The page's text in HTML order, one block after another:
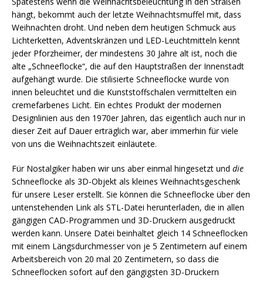
hängt, bekommt auch der letzte Weihnachtsmuffel mit, dass
Weihnachten droht. Und neben dem heutigen Schmuck aus
Lichterketten, Adventskränzen und LED-Leuchtmitteln kennt
jeder Pforzheimer, der mindestens 30 Jahre alt ist, noch die
alte „Schneeflocke“, die auf den Hauptstraßen der Innenstadt
aufgehängt wurde. Die stilisierte Schneeflocke wurde von
innen beleuchtet und die Kunststoffschalen vermittelten ein
cremefarbenes Licht. Ein echtes Produkt der modernen
Designlinien aus den 1970er Jahren, das eigentlich auch nur in
dieser Zeit auf Dauer erträglich war, aber immerhin für viele
von uns die Weihnachtszeit einläutete.
Für Nostalgiker haben wir uns aber einmal hingesetzt und die
Schneeflocke als 3D-Objekt als kleines Weihnachtsgeschenk
für unsere Leser erstellt. Sie können die Schneeflocke über den
untenstehenden Link als STL-Datei herunterladen, die in allen
gängigen CAD-Programmen und 3D-Druckern ausgedruckt
werden kann. Unsere Datei beinhaltet gleich 14 Schneeflocken
mit einem Längsdurchmesser von je 5 Zentimetern auf einem
Arbeitsbereich von 20 mal 20 Zentimetern, so dass die
Schneeflocken sofort auf den gängigsten 3D-Druckern